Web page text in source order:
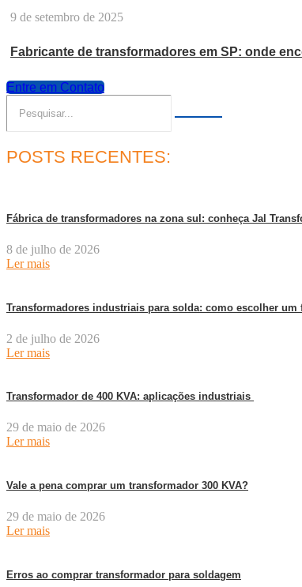
9 de setembro de 2025
Fabricante de transformadores em SP: onde
Entre em Contato
POSTS RECENTES:
Fábrica de transformadores na zona sul: conheça Jal
8 de julho de 2026
Ler mais
Transformadores industriais para solda: como escolher um
2 de julho de 2026
Ler mais
Transformador de 400 KVA: aplicações industriais
29 de maio de 2026
Ler mais
Vale a pena comprar um transformador 300 KVA?
29 de maio de 2026
Ler mais
Erros ao comprar transformador para soldagem